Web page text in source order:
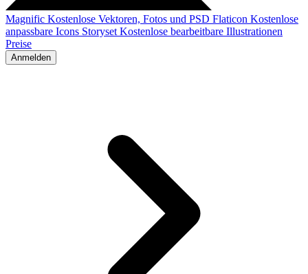
Magnific Kostenlose Vektoren, Fotos und PSD Flaticon Kostenlose
anpassbare Icons Storyset Kostenlose bearbeitbare Illustrationen
Preise
Anmelden